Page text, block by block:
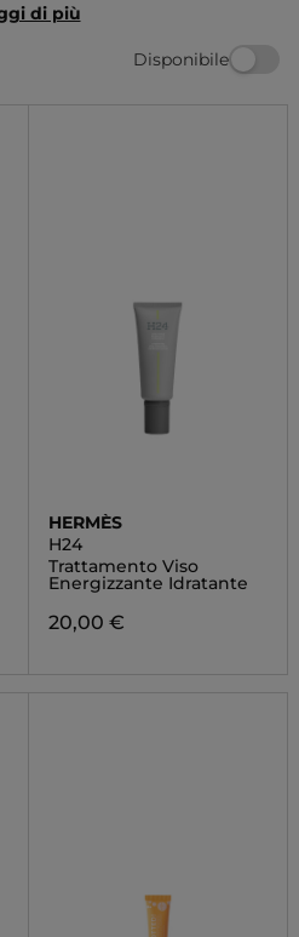
e pronto da donare,
rinunciare allo stile.
di più
Disponibile
HERMÈS
H24
Trattamento Viso
Energizzante Idratante
20,00 €